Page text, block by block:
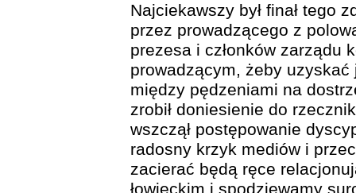
Najciekawszy był finał tego
przez prowadzącego z
prezesa i członków zarządu
prowadzącym, żeby uzyskać
między pędzeniami na
zrobił doniesienie do
wszczął postępowanie
radosny krzyk mediów i
zacierać będą ręce
łowieckim i spodziewamy